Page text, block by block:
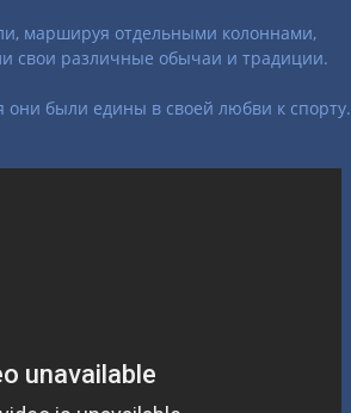
маршируя отдельными колоннами,
свои различные обычаи и традиции.
они были едины в своей любви к спорту.